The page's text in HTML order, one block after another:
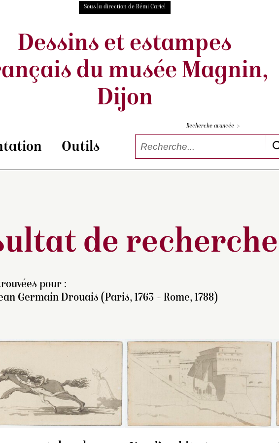
Sous la direction de Rémi Cariel
Dessins et estampes
du musée Magnin,
Dijon
Outils
Recherche avancée >
de recherche
pour :
Germain Drouais (Paris, 1763 – Rome, 1788)
Selon Maurice Magnin, ce
dessin ainsi que le
1938 DF 232/2 et le
1938 DF 233 proviennent
Selon Maurice Magnin, ce
dessin ainsi que le
1938 DF 232/1 et le
1938 DF 233 proviennent
Sans doute issue de l’un
des carnets avec lesquels
Drouais arpentait Rome,
cette feuille a des